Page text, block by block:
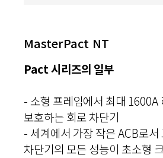
MasterPact NT
Pact 시리즈의 일부
- 소형 프레임에서 최대 1600A
보호하는 회로 차단기
- 세계에서 가장 작은 ACB로서
차단기의 모든 성능이 초소형